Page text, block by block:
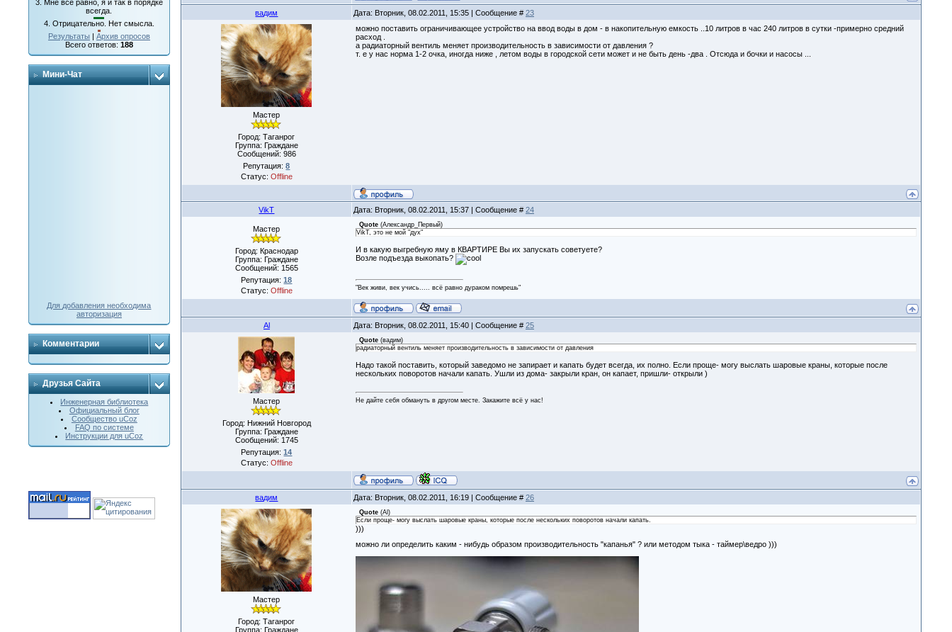
3. Мне все равно, я и так в порядке
всегда.
4. Отрицательно. Нет смысла.
Результаты | Архив опросов
Всего ответов: 188
Мини-Чат
Для добавления необходима
авторизация
Комментарии
Друзья Сайта
Инженерная библиотека
Официальный блог
Сообщество uCoz
FAQ по системе
Инструкции для uCoz
вадим Дата: Вторник, 08.02.2011, 15:35 | Сообщение # 23
Мастер
Город: Таганрог
Группа: Граждане
Сообщений: 986
Репутация:8
Статус: Offline
можно поставить ограничивающее устройство на ввод воды в дом - в накопительную емкость ..10 литров в час 240 литров в сутки -примерно средний
расход .
а радиаторный вентиль меняет производительность в зависимости от давления ?
т. е у нас норма 1-2 очка, иногда ниже , летом воды в городской сети может и не быть день -два . Отсюда и бочки и насосы ...
VikT Дата: Вторник, 08.02.2011, 15:37 | Сообщение # 24
Мастер
Город: Краснодар
Группа: Граждане
Сообщений: 1565
Репутация:18
Статус: Offline
Quote(Александр_Первый)
VikT, это не мой "дух"
И в какую выгребную яму в КВАРТИРЕ Вы их запускать советуете?
Возле подъезда выкопать?
"Век живи, век учись..... всё равно дураком помрешь"
Al Дата: Вторник, 08.02.2011, 15:40 | Сообщение # 25
Мастер
Город: Нижний Новгород
Группа: Граждане
Сообщений: 1745
Репутация:14
Статус: Offline
Quote(вадим)
радиаторный вентиль меняет производительность в зависимости от давления
Надо такой поставить, который заведомо не запирает и капать будет всегда, их полно. Если проще- могу выслать шаровые краны, которые после
нескольких поворотов начали капать. Ушли из дома- закрыли кран, он капает, пришли- открыли )
Не дайте себя обмануть в другом месте. Закажите всё у нас!
вадим Дата: Вторник, 08.02.2011, 16:19 | Сообщение # 26
Мастер
Город: Таганрог
Группа: Граждане
Quote(Al )
Если проще- могу выслать шаровые краны, которые после нескольких поворотов начали капать.
)))
можно ли определить каким - нибудь образом производительность "капанья" ? или методом тыка - таймер\ведро )))